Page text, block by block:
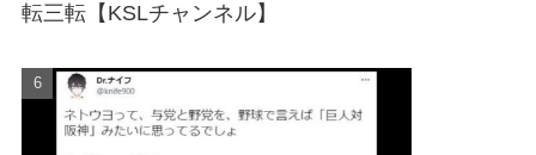
転三転【KSLチャンネル】